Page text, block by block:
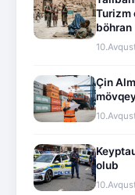
Turizm
böhran
Çin
olub